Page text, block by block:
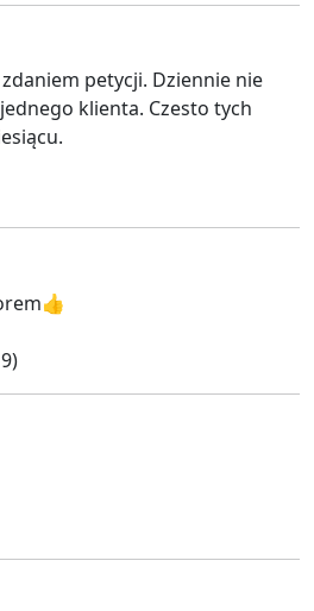
petycji. Dziennie nie
klienta. Czesto tych